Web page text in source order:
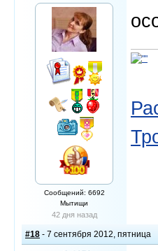
Сообщений: 6692
Мытищи
42 дня назад
#18 - 7 сентября 2012, пятница